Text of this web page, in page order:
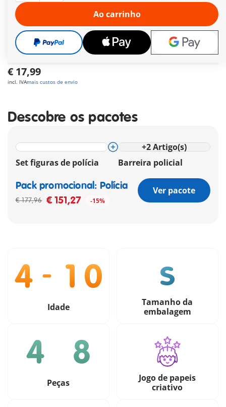
(Açores ou Madeira)
a partir de30 €
Pagamento seguro
e flexível
€ 17,99
incl. IVAmais custos de envio
Ao carrinho
Descobre os pacotes
Set figuras de polícia
+2Artigo(s)
Barreira policial
Pack promocional: Polícia
€ 177,96 € 151,27 -15%
Ver pacote
Idade
Tamanho da
embalagem
Peças
Jogo de papeis
criativo